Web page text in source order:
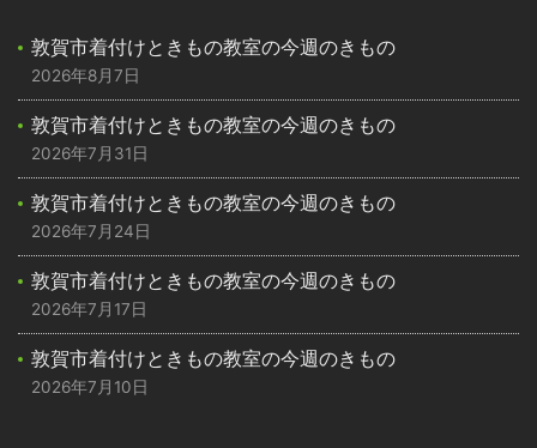
敦賀市着付けときもの教室の今週のきもの
2026年8月7日
敦賀市着付けときもの教室の今週のきもの
2026年7月31日
敦賀市着付けときもの教室の今週のきもの
2026年7月24日
敦賀市着付けときもの教室の今週のきもの
2026年7月17日
敦賀市着付けときもの教室の今週のきもの
2026年7月10日